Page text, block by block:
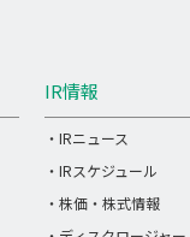
IR情報
・IRニュース
・IRスケジュール
・株価・株式情報